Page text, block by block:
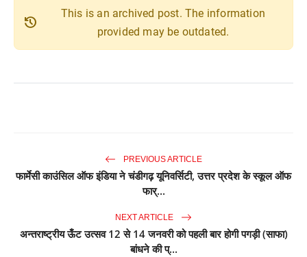
history
This is an archived post. The information
provided may be outdated.
PREVIOUS ARTICLE
फार्मेसी काउंसिल ऑफ इंडिया ने चंडीगढ़ यूनिवर्सिटी, उत्तर प्रदेश के स्कूल ऑफ
फार्...
NEXT ARTICLE
अन्तराष्ट्रीय ऊँट उत्सव 12 से 14 जनवरी को पहली बार होगी पगड़ी (साफा)
बांधने की प्...